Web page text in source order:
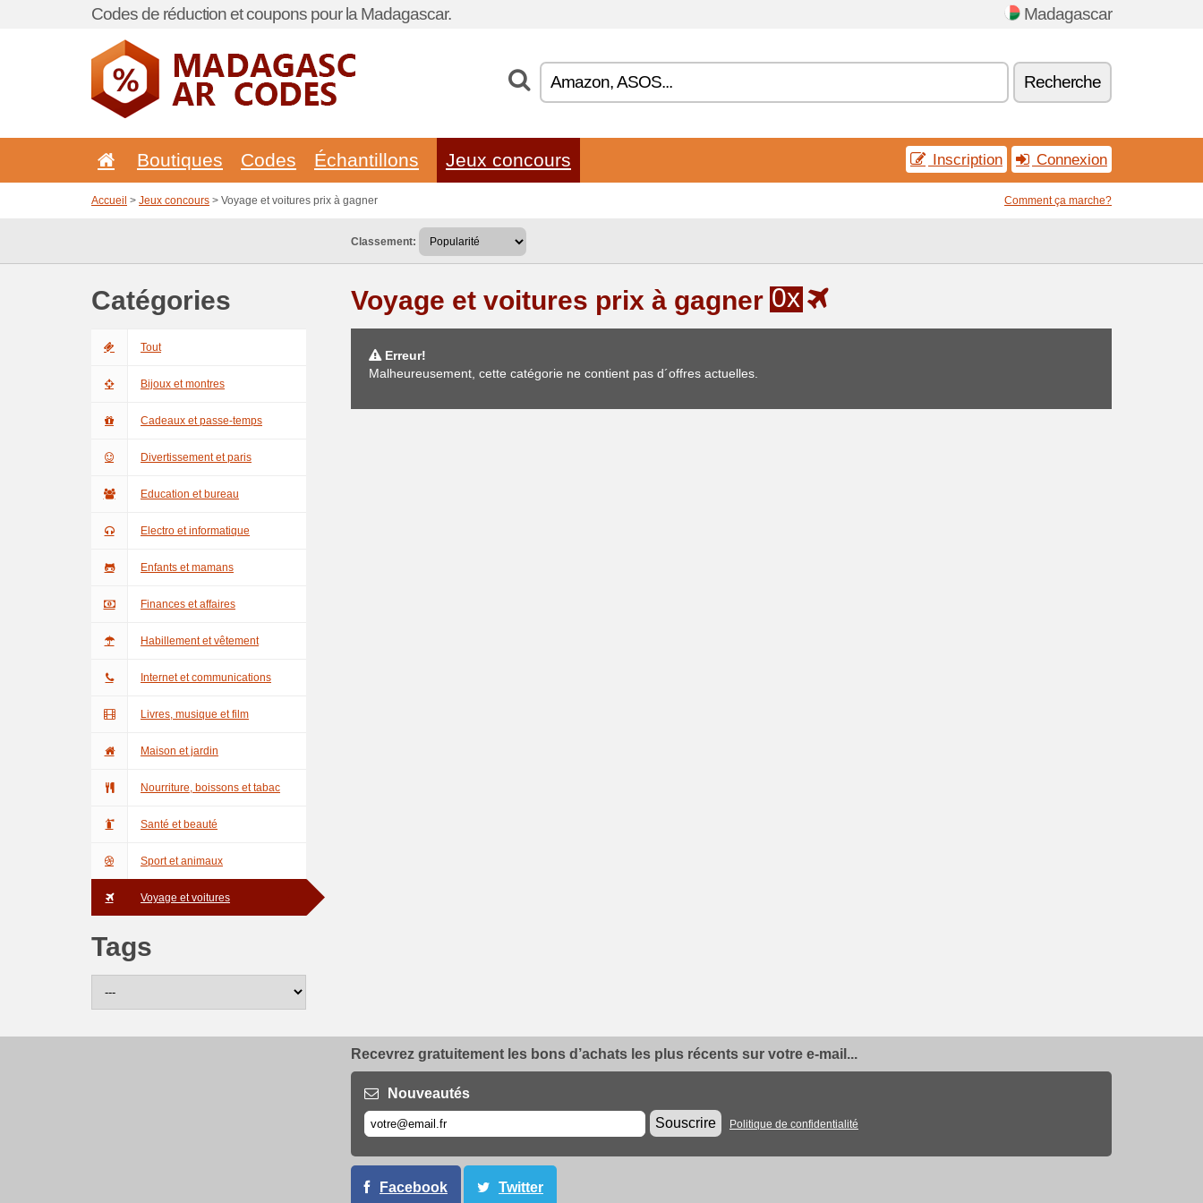
Codes de réduction et coupons pour la Madagascar. Madagascar
Recherche
Boutiques Codes Échantillons Jeux concours Inscription Connexion
Accueil > Jeux concours > Voyage et voitures prix à gagner Comment ça marche?
Classement:
Catégories
Tout
Bijoux et montres
Cadeaux et passe-temps
Divertissement et paris
Education et bureau
Electro et informatique
Enfants et mamans
Finances et affaires
Habillement et vêtement
Internet et communications
Livres, musique et film
Maison et jardin
Nourriture, boissons et tabac
Santé et beauté
Sport et animaux
Voyage et voitures
Tags
Voyage et voitures prix à gagner 0x
Erreur!
Malheureusement, cette catégorie ne contient pas d´offres actuelles.
Recevrez gratuitement les bons d’achats les plus récents sur votre e-mail...
Nouveautés
Souscrire
Politique de confidentialité
Facebook Twitter